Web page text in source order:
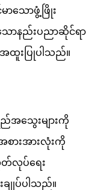
ာသောဖွံ့ဖြိုး
ောနည်းပညာဆိုင်ရာ
ထူးပြုပါသည်။
သွေးများကို
စားအားလုံးကို
လုပ်ရေး
ချုပ်ပါသည်။